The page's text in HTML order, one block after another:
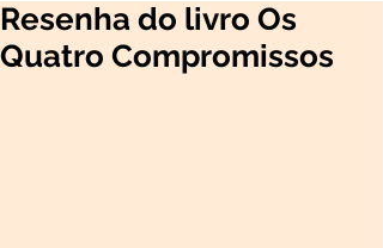
Resenha do livro Os
Quatro Compromissos